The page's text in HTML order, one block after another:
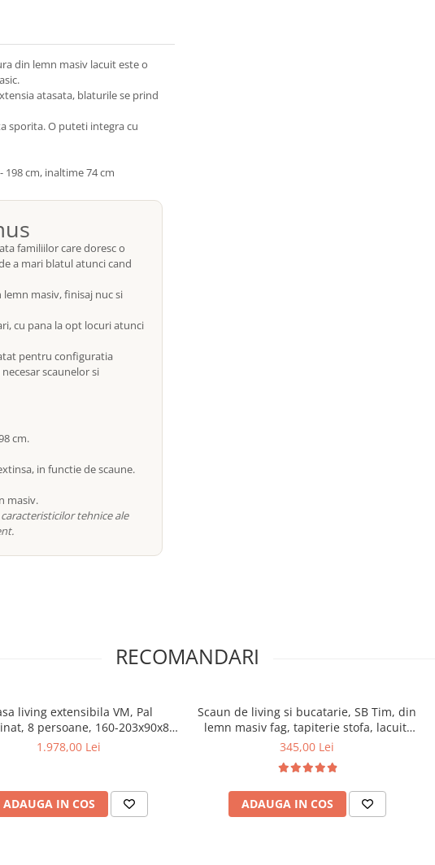
din lemn masiv lacuit este o
atasata, blaturile se prind
sporita. O puteti integra cu
198 cm, inaltime 74 cm
familiilor care doresc o
a mari blatul atunci cand
masiv, finisaj nuc si
cu pana la opt locuri atunci
pentru configuratia
scaunelor si
cm.
in functie de scaune.
masiv.
tehnice ale
RECOMANDARI
living extensibila VM, Pal
8 persoane, 160-203x90x82
cm, Nuc
1.978,00 Lei
ADAUGA IN COS
Scaun de living si bucatarie, SB Tim, din
lemn masiv fag, tapiterie stofa, lacuit,
120 kg, 96x43x40 cm, Nuc
345,00 Lei
ADAUGA IN COS